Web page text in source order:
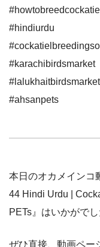
#hindiurdu
#karachibirdsmarket
#lalukhaitbirdsmarket
#ahsanpets
本日のオカメインコ
44 Hindi Urdu |
PETs』はいかがでし
ぜひ直接、動画ペー